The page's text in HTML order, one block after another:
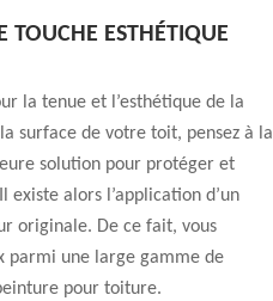
TOUCHE ESTHÉTIQUE
la tenue et l’esthétique de la
surface de votre toit, pensez à la
solution pour protéger et
alors l’application d’un
originale. De ce fait, vous
parmi une large gamme de
pour toiture.